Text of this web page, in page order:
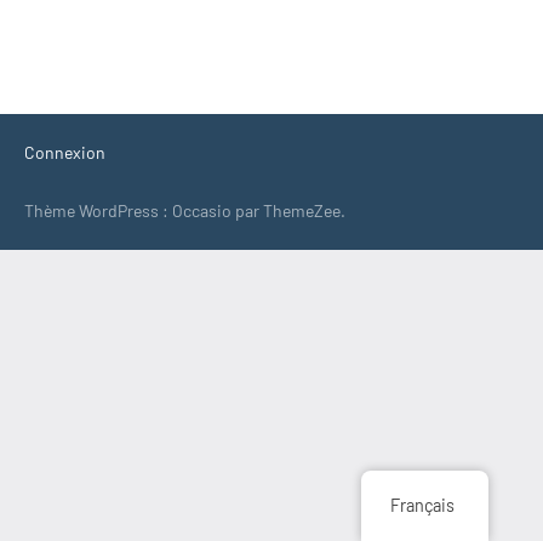
Connexion
Thème WordPress : Occasio par ThemeZee.
Français